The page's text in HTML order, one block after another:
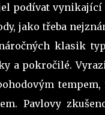
podívat vynikající
jako třeba
klasik
a pokročilé.
Pavlovy